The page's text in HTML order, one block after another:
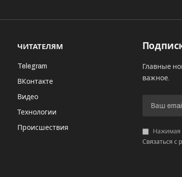
ЧИТАТЕЛЯМ
Telegram
ВКонтакте
Видео
Технологии
Происшествия
Главные
важное.
Нажимая
Связаться с